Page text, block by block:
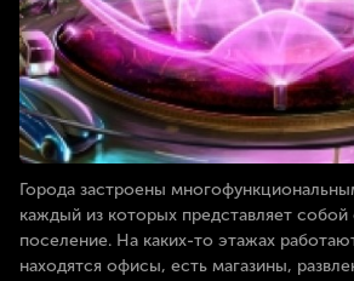
Города застроены
каждый из которых представляет собой
поселение. На каких-то этажах
находятся офисы, есть магазины,